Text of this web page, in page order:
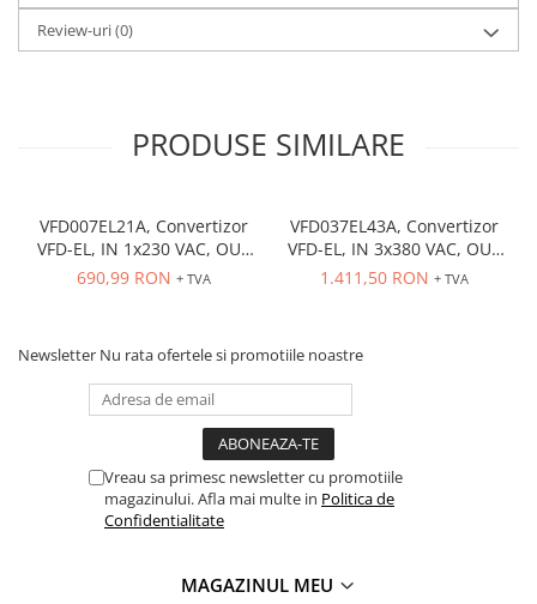
Review-uri(0)
PRODUSE SIMILARE
VFD007EL21A, Convertizor
VFD-EL, IN 1x230 VAC, OUT
3x230 VAC, 0.75 kW, 4.2 A,
690,99 RON + TVA
VFD037EL43A, Convertizor
VFD-EL, IN 3x380 VAC, OUT
3x380 VAC, 3.7kW, 8.2 A,
1.411,50 RON + TVA
Newsletter Nu rata ofertele si promotiile noastre
Vreau sa primesc newsletter cu promotiile
magazinului. Afla mai multe in Politica de
Confidentialitate
MAGAZINUL MEU